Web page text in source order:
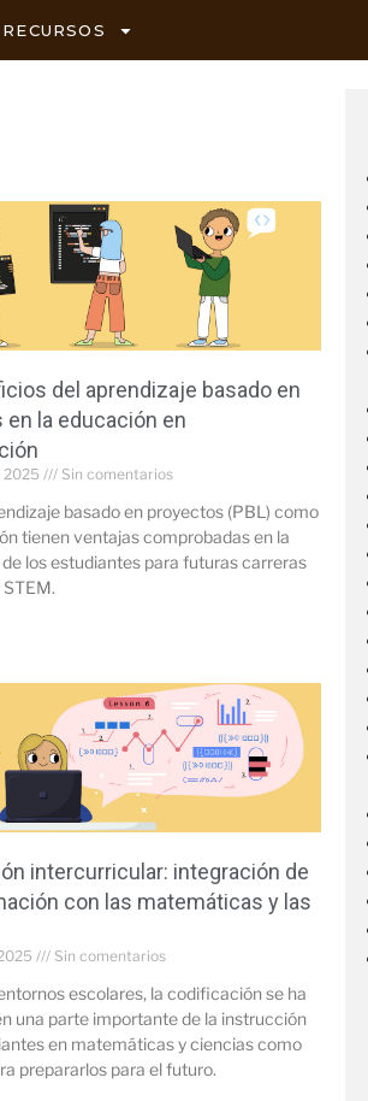
RECURSOS
del aprendizaje basado en
la educación en
2025 Sin comentarios
basado en proyectos (PBL) como
tienen ventajas comprobadas en la
los estudiantes para futuras carreras
intercurricular: integración de
con las matemáticas y las
Sin comentarios
escolares, la codificación se ha
una parte importante de la instrucción
en matemáticas y ciencias como
prepararlos para el futuro.